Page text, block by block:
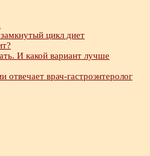
цикл диет
И какой вариант лучше
отвечает врач-гастроэнтеролог